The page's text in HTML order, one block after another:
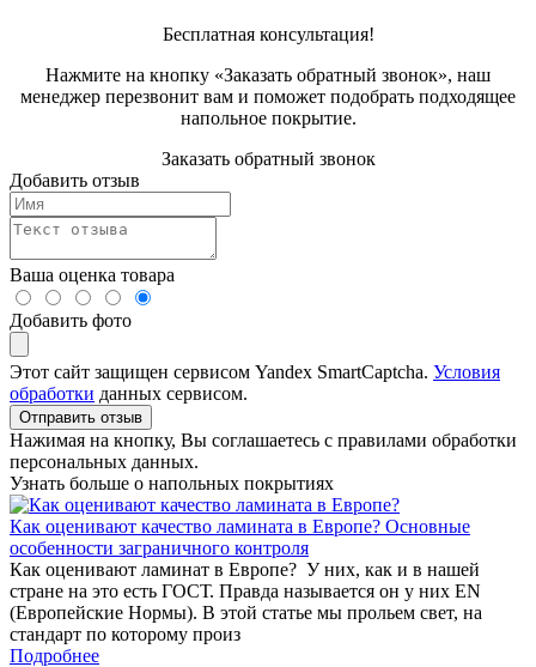
Бесплатная консультация!
Нажмите на кнопку «Заказать обратный звонок», наш
менеджер перезвонит вам и поможет подобрать подходящее
напольное покрытие.
Заказать обратный звонок
Добавить отзыв
Ваша оценка товара
Добавить фото
Этот сайт защищен сервисом Yandex SmartCaptcha. Условия
обработки данных сервисом.
Отправить отзыв
Нажимая на кнопку, Вы соглашаетесь с правилами обработки
персональных данных.
Узнать больше о напольных покрытиях
Как оценивают качество ламината в Европе? Основные
особенности заграничного контроля
Как оценивают ламинат в Европе? У них, как и в нашей
стране на это есть ГОСТ. Правда называется он у них EN
(Европейские Нормы). В этой статье мы прольем свет, на
стандарт по которому произ
Подробнее